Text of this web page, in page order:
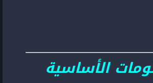
الأساسية